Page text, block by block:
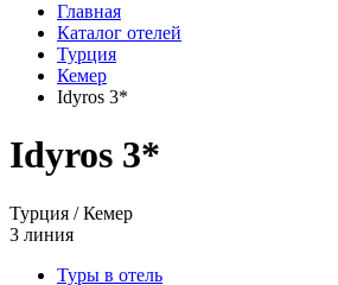
Главная
Каталог отелей
Турция
Кемер
Idyros 3*
Idyros 3*
Турция / Кемер
3 линия
Туры в отель